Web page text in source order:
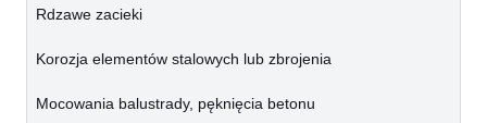
Rdzawe zacieki
Korozja elementów stalowych lub zbrojenia
Mocowania balustrady, pęknięcia betonu